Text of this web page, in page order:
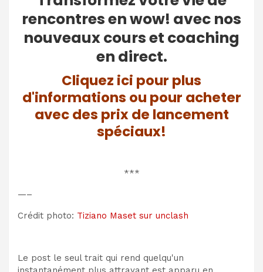
rencontres en wow! avec nos
nouveaux cours et coaching
en direct.
Cliquez ici pour plus
d'informations ou pour acheter
avec des prix de lancement
spéciaux!
***
—–
Crédit photo: Tiziano Maset sur unclash
Le post le seul trait qui rend quelqu'un